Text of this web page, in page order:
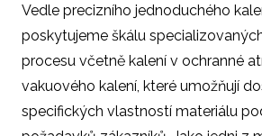
Vedle precizního jednoduchého
poskytujeme škálu
procesu včetně kalení v ochranné
vakuového kalení, které umožňují
specifických vlastností materiálu